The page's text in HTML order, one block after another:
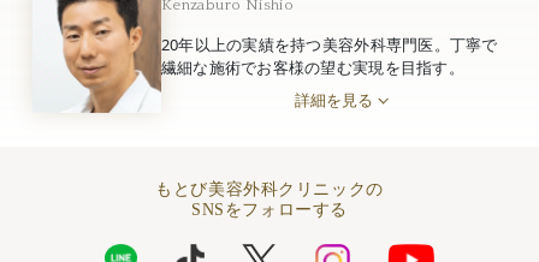
Kenzaburo Nishio
20年以上の実績を持つ美容外科専門医。丁寧で
繊細な施術でお客様の望む実現を目指す。
詳細を見る
もとび美容外科クリニックの
SNSをフォローする